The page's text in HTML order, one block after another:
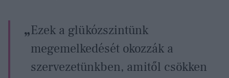
Ezek a glükózszintünk
megemelkedését okozzák a
szervezetünkben, amitől csökken